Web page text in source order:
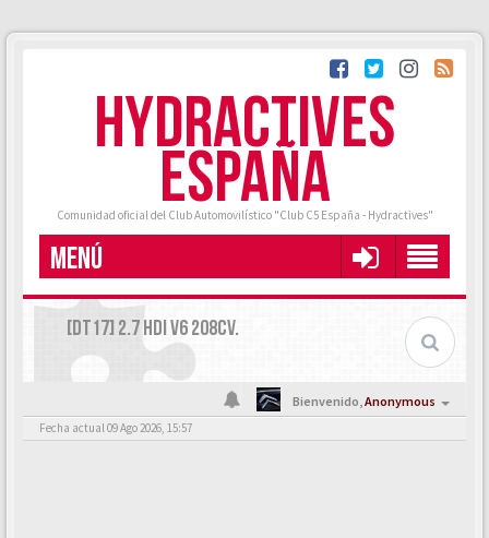
HYDRACTIVES
ESPAÑA
Comunidad oficial del Club Automovilístico "Club C5 España - Hydractives"
MENÚ
[DT17] 2.7 HDI V6 208CV.
Bienvenido,Anonymous
Fecha actual 09 Ago 2026, 15:57